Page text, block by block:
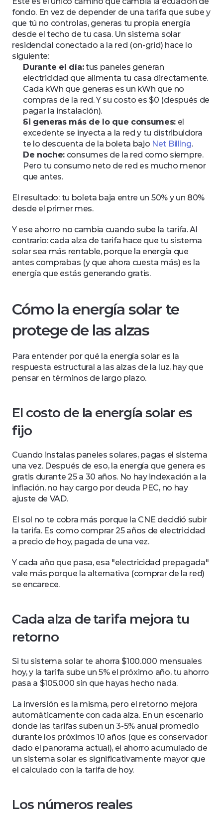
fondo. En vez de depender de una tarifa que sube y
que tú no controlas, generas tu propia energía
desde el techo de tu casa. Un sistema solar
residencial conectado a la red (on-grid) hace lo
siguiente:
Durante el día: tus paneles generan
electricidad que alimenta tu casa directamente.
Cada kWh que generas es un kWh que no
compras de la red. Y su costo es $0 (después de
pagar la instalación).
Si generas más de lo que consumes: el
excedente se inyecta a la red y tu distribuidora
te lo descuenta de la boleta bajo Net Billing.
De noche: consumes de la red como siempre.
Pero tu consumo neto de red es mucho menor
que antes.
El resultado: tu boleta baja entre un 50% y un 80%
desde el primer mes.
Y ese ahorro no cambia cuando sube la tarifa. Al
contrario: cada alza de tarifa hace que tu sistema
solar sea más rentable, porque la energía que
antes comprabas (y que ahora cuesta más) es la
energía que estás generando gratis.
Cómo la energía solar te
protege de las alzas
Para entender por qué la energía solar es la
respuesta estructural a las alzas de la luz, hay que
pensar en términos de largo plazo.
El costo de la energía solar es
fijo
Cuando instalas paneles solares, pagas el sistema
una vez. Después de eso, la energía que genera es
gratis durante 25 a 30 años. No hay indexación a la
inflación, no hay cargo por deuda PEC, no hay
ajuste de VAD.
El sol no te cobra más porque la CNE decidió subir
la tarifa. Es como comprar 25 años de electricidad
a precio de hoy, pagada de una vez.
Y cada año que pasa, esa "electricidad prepagada"
vale más porque la alternativa (comprar de la red)
se encarece.
Cada alza de tarifa mejora tu
retorno
Si tu sistema solar te ahorra $100.000 mensuales
hoy, y la tarifa sube un 5% el próximo año, tu ahorro
pasa a $105.000 sin que hayas hecho nada.
La inversión es la misma, pero el retorno mejora
automáticamente con cada alza. En un escenario
donde las tarifas suben un 3-5% anual promedio
durante los próximos 10 años (que es conservador
dado el panorama actual), el ahorro acumulado de
un sistema solar es significativamente mayor que
el calculado con la tarifa de hoy.
Los números reales